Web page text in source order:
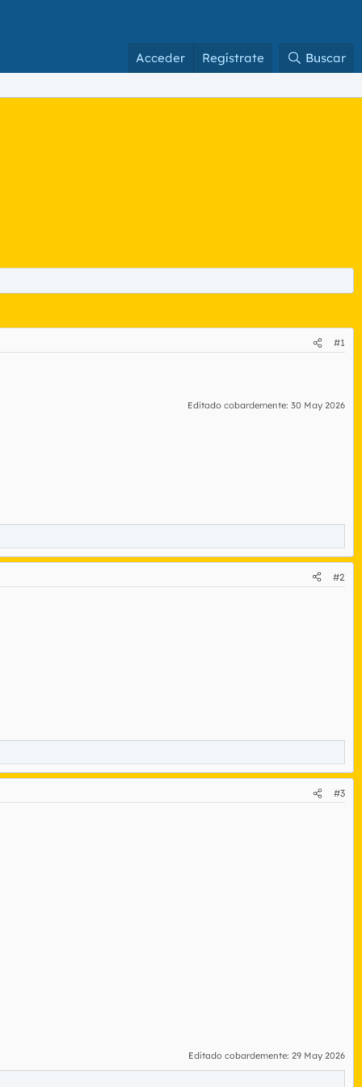
Acceder Regístrate Buscar
#1
Editado cobardemente: 30 May 2026
#2
#3
Editado cobardemente: 29 May 2026